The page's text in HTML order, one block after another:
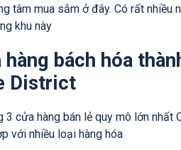
tâm mua sắm ở đây. Có rất nhiều
khu này
hàng bách hóa
District
3 cửa hàng bán lẻ quy mô lớn nhất
với nhiều loại hàng hóa